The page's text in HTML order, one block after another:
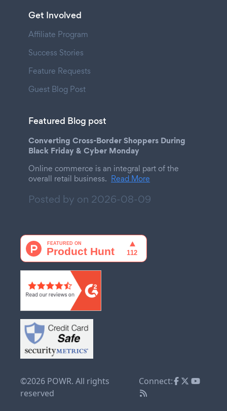
Get Involved
Affiliate Program
Success Stories
Feature Requests
Guest Blog Post
Featured Blog post
Converting Cross-Border Shoppers During
Black Friday & Cyber Monday
Online commerce is an integral part of the
overall retail business. Read More
Posted by on 2026-08-09
©2026 POWR. All rights
reserved
Connect: